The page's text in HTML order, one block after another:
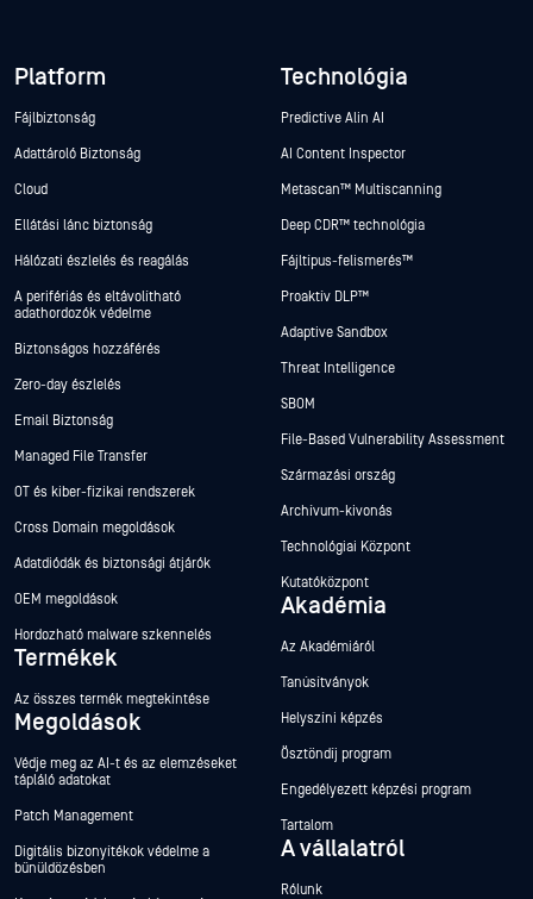
Platform
Fájlbiztonság
Adattároló Biztonság
Cloud
Ellátási lánc biztonság
Hálózati észlelés és reagálás
A perifériás és eltávolítható
adathordozók védelme
Biztonságos hozzáférés
Zero-day észlelés
Email Biztonság
Managed File Transfer
OT és kiber-fizikai rendszerek
Cross Domain megoldások
Adatdiódák és biztonsági átjárók
OEM megoldások
Hordozható malware szkennelés
Termékek
Az összes termék megtekintése
Megoldások
Védje meg az AI-t és az elemzéseket
tápláló adatokat
Patch Management
Digitális bizonyítékok védelme a
bűnüldözésben
Technológia
Predictive Alin AI
AI Content Inspector
Metascan™ Multiscanning
Deep CDR™ technológia
Fájltípus-felismerés™
Proaktív DLP™
Adaptive Sandbox
Threat Intelligence
SBOM
File-Based Vulnerability Assessment
Származási ország
Archívum-kivonás
Technológiai Központ
Kutatóközpont
Akadémia
Az Akadémiáról
Tanúsítványok
Helyszíni képzés
Ösztöndíj program
Engedélyezett képzési program
Tartalom
A vállalatról
Rólunk